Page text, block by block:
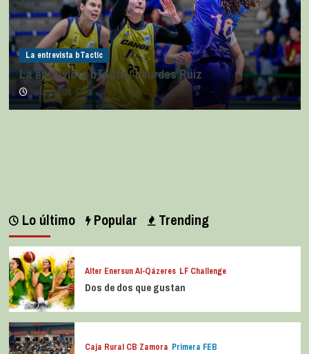
La entrevista bTactic
La entrevista bTactic: Lourdes Ruiz
julio 11, 2026 0
Lo último Popular Trending
Alter Enersun Al-Qázeres LF Challenge
Dos de dos que gustan
Caja Rural CB Zamora Primera FEB